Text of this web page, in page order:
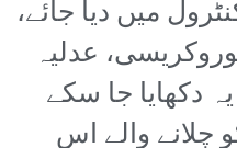
میں دیا جائے،
عدلیہ
دکھایا جا سکے
چلانے والے اس